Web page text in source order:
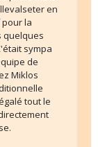
en
la
quelques
sympa
de
Miklos
tout le